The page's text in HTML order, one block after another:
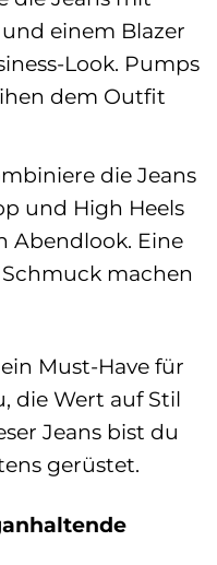
einem Blazer
Look. Pumps
dem Outfit
die Jeans
und High Heels
Abendlook. Eine
machen
ein Must-Have für
die Wert auf Stil
Jeans bist du
gerüstet.